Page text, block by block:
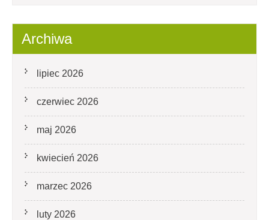
Archiwa
lipiec 2026
czerwiec 2026
maj 2026
kwiecień 2026
marzec 2026
luty 2026